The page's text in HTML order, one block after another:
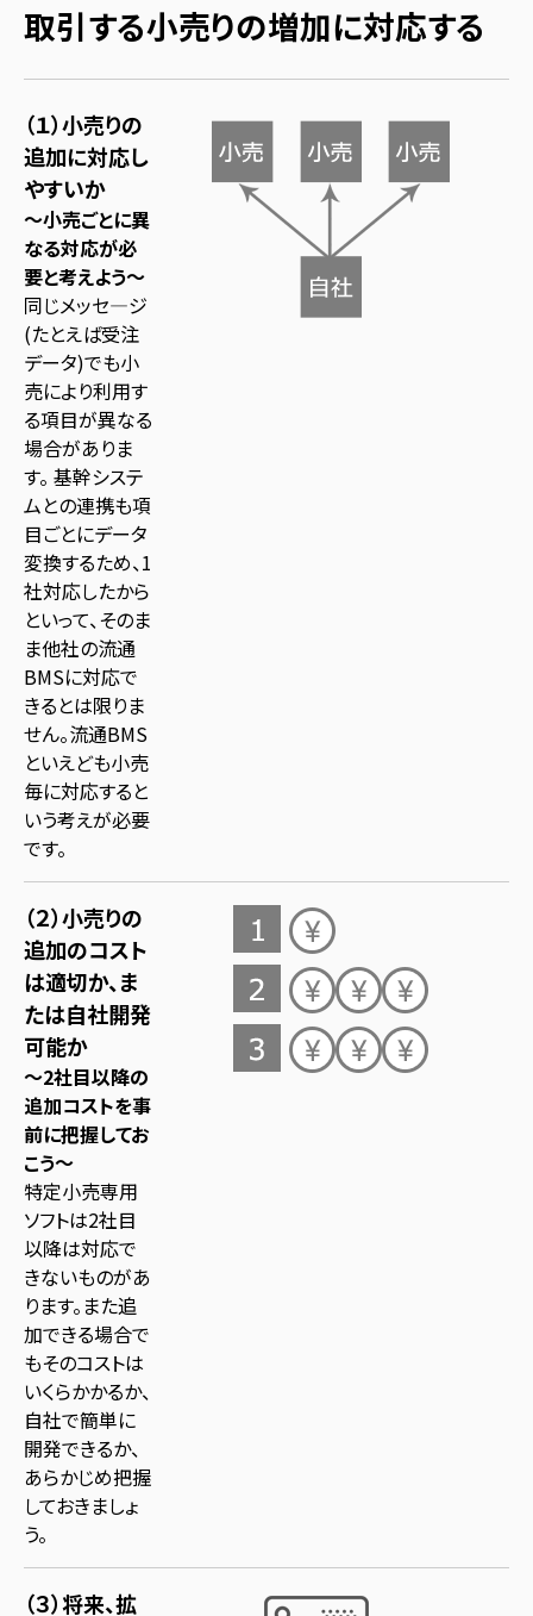
取引する小売りの増加に対応する
（１）小売りの
追加に対応し
やすいか
～小売ごとに異
なる対応が必
要と考えよう～
同じメッセ―ジ
(たとえば受注
データ)でも小
売により利用す
る項目が異なる
場合がありま
す。 基幹システ
ムとの連携も項
目ごとにデータ
変換するため、1
社対応したから
といって、そのま
ま他社の流通
BMSに対応で
きるとは限りま
せん。流通BMS
といえども小売
毎に対応すると
いう考えが必要
です。
（２）小売りの
追加のコスト
は適切か、ま
たは自社開発
可能か
～2社目以降の
追加コストを事
前に把握してお
こう～
特定小売専用
ソフトは2社目
以降は対応で
きないものがあ
ります。また追
加できる場合で
もそのコストは
いくらかかるか、
自社で簡単に
開発できるか、
あらかじめ把握
しておきましょ
う。
（３）将来、拡